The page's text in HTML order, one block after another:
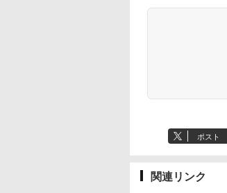
ポスト
関連リンク